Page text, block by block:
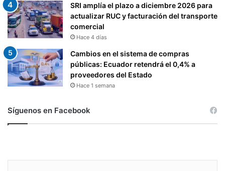
SRI amplía el plazo a diciembre 2026 para
actualizar RUC y facturación del transporte
comercial
Hace 4 días
Cambios en el sistema de compras
públicas: Ecuador retendrá el 0,4% a
proveedores del Estado
Hace 1 semana
Síguenos en Facebook